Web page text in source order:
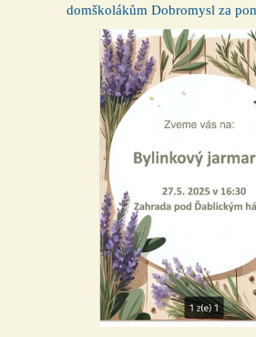
domškolákům Dobromysl za